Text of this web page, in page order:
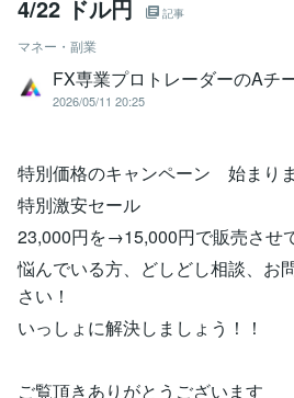
4/22 ドル円
記事
マネー・副業
FX専業プロトレーダーのAチ
2026/05/11 20:25
特別価格のキャンペーン 始まり
特別激安セール
23,000円を→15,000円で販売させ
悩んでいる方、どしどし相談、お
さい！
いっしょに解決しましょう！！
ご覧頂きありがとうございます